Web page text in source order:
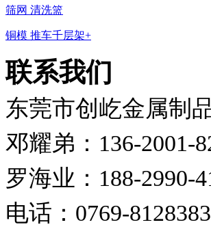
筛网 清洗篮
铜模 推车千层架+
联系我们
东莞市创屹金属制
邓耀弟：136-2001-
罗海业：188-2990-
电话：0769-